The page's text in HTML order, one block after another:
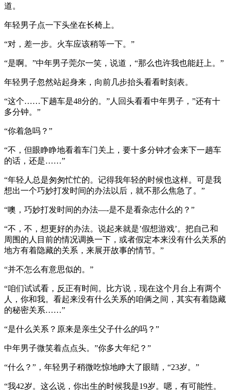
道。
年轻男子点一下头坐在长椅上。
“对，差一步。火车应该稍等一下。”
“是啊。”中年男子莞尔一笑，说道，“那么也许我也能赶上。”
年轻男子忽然站起身来，向前几步抬头看看时刻表。
“这个……下趟车是48分的。”人回头看看中年男子，”还有十
多分钟。”
“你着急吗？”
“不，但眼睁睁地看着车门关上，要十多分钟才会来下一趟车
的话，还是……”
“年轻人总是匆匆忙忙的。记得我年轻的时候也这样。可是我
想出一个巧妙打发时间的办法以后，就不那么焦急了。”
“噢，巧妙打发时间的办法—-是不是看杂志什么的？”
“不，不，想更好的办法。说起来就是’假想游戏’。把自己和
周围的人目前的情况调换一下，或者假定本来没有什么关系的
地方有着隐藏的关系，来展开故事的情节。”
“并不怎么有意思似的。”
“咱们试试看，反正有时间。比方说，现在这个月台上有两个
人，你和我。看起来没有什么关系的咱俩之间，其实有着隐藏
的秘密关系……”
“是什么关系？原来是亲生父子什么的吗？”
中年男子微笑着点点头。”你多大年纪？”
“什么？”，年轻男子稍微吃惊地睁大了眼睛，“23岁。”
“我42岁。这么说，你出生的时候我是19岁。嗯，有可能性。